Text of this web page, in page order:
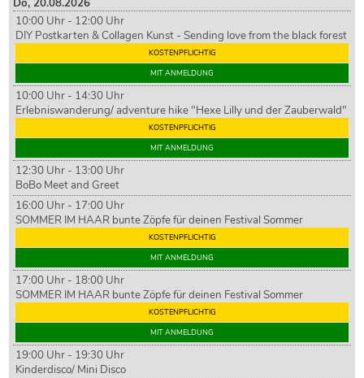
Do, 20.08.2026
10:00 Uhr - 12:00 Uhr
DIY Postkarten & Collagen Kunst - Sending love from the black forest
KOSTENPFLICHTIG
MIT ANMELDUNG
10:00 Uhr - 14:30 Uhr
Erlebniswanderung/ adventure hike "Hexe Lilly und der Zauberwald"
KOSTENPFLICHTIG
MIT ANMELDUNG
12:30 Uhr - 13:00 Uhr
BoBo Meet and Greet
16:00 Uhr - 17:00 Uhr
SOMMER IM HAAR bunte Zöpfe für deinen Festival Sommer
KOSTENPFLICHTIG
MIT ANMELDUNG
17:00 Uhr - 18:00 Uhr
SOMMER IM HAAR bunte Zöpfe für deinen Festival Sommer
KOSTENPFLICHTIG
MIT ANMELDUNG
19:00 Uhr - 19:30 Uhr
Kinderdisco/ Mini Disco